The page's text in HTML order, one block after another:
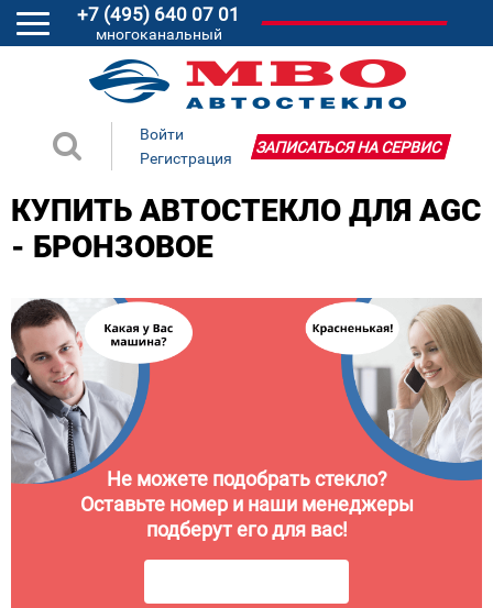
+7 (495) 640 07 01
многоканальный
Войти
Регистрация
ЗАПИСАТЬСЯ НА СЕРВИС
КУПИТЬ АВТОСТЕКЛО ДЛЯ AGC
- БРОНЗОВОЕ
Не можете подобрать стекло?
Оставьте номер и наши менеджеры
подберут его для вас!